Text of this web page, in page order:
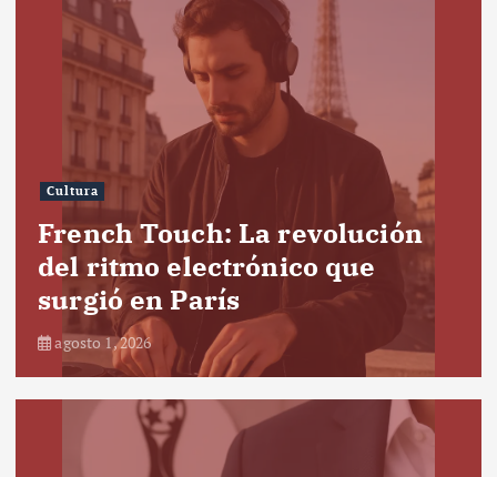
Cultura
French Touch: La revolución
del ritmo electrónico que
surgió en París
agosto 1, 2026